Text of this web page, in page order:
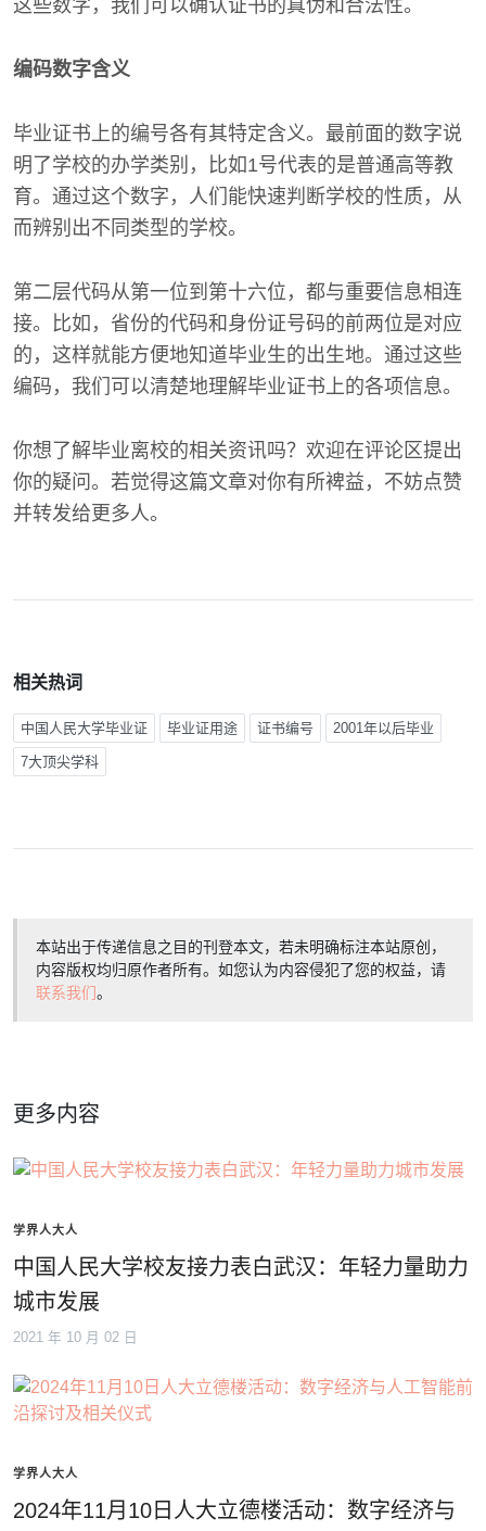
这些数字，我们可以确认证书的真伪和合法性。
编码数字含义
毕业证书上的编号各有其特定含义。最前面的数字说
明了学校的办学类别，比如1号代表的是普通高等教
育。通过这个数字，人们能快速判断学校的性质，从
而辨别出不同类型的学校。
第二层代码从第一位到第十六位，都与重要信息相连
接。比如，省份的代码和身份证号码的前两位是对应
的，这样就能方便地知道毕业生的出生地。通过这些
编码，我们可以清楚地理解毕业证书上的各项信息。
你想了解毕业离校的相关资讯吗？欢迎在评论区提出
你的疑问。若觉得这篇文章对你有所裨益，不妨点赞
并转发给更多人。
相关热词
中国人民大学毕业证 毕业证用途 证书编号 2001年以后毕业
7大顶尖学科
本站出于传递信息之目的刊登本文，若未明确标注本站原创，
内容版权均归原作者所有。如您认为内容侵犯了您的权益，请
联系我们。
更多内容
学界人大人
中国人民大学校友接力表白武汉：年轻力量助力
城市发展
2021 年 10 月 02 日
学界人大人
2024年11月10日人大立德楼活动：数字经济与